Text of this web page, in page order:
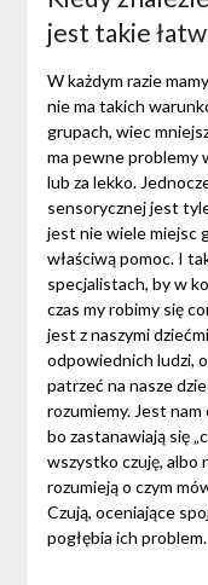
jest takie
W każdym razie
nie ma takich
grupach, wiec
ma pewne problemy
lub za lekko.
sensorycznej jest
jest nie wiele miejsc
właściwą pomoc. I
specjalistach, by w
czas my robimy się
jest z naszymi
odpowiednich ludzi,
patrzeć na nasze
rozumiemy. Jest nam
bo zastanawiają się
wszystko czuję, albo
rozumieją o czym
Czują, oceniające
pogłębia ich problem.